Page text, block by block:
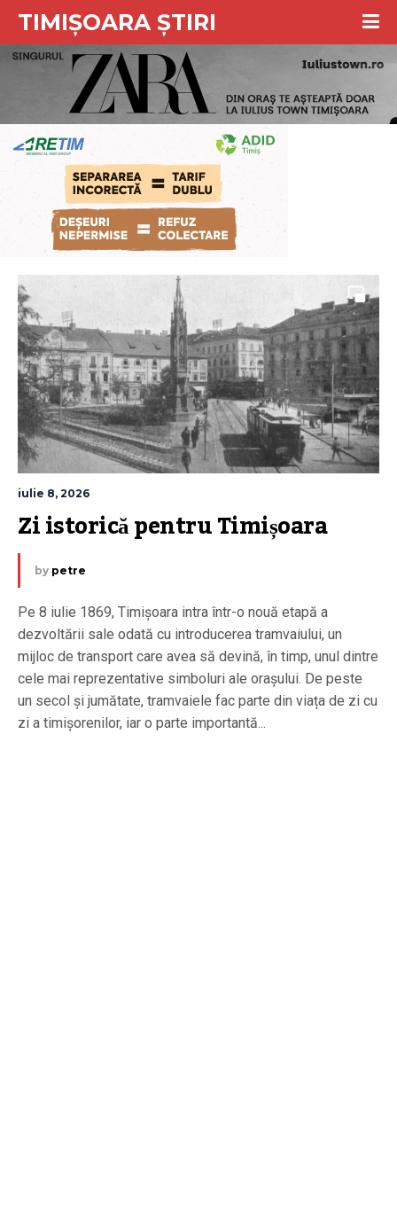
TIMIȘOARA ȘTIRI
iulie 8, 2026
Zi istorică pentru Timișoara
by petre
Pe 8 iulie 1869, Timișoara intra într-o nouă etapă a
dezvoltării sale odată cu introducerea tramvaiului, un
mijloc de transport care avea să devină, în timp, unul dintre
cele mai reprezentative simboluri ale orașului. De peste
un secol și jumătate, tramvaiele fac parte din viața de zi cu
zi a timișorenilor, iar o parte importantă...